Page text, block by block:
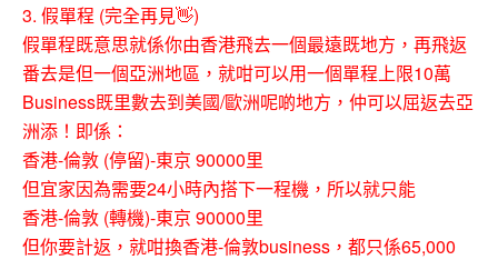
3. 假單程 (完全再見👋)
假單程既意思就係你由香港飛去一個最遠既地方，再飛返
番去是但一個亞洲地區，就咁可以用一個單程上限10萬
Business既里數去到美國/歐洲呢啲地方，仲可以屈返去亞
洲添！即係：
香港-倫敦 (停留)-東京 90000里
但宜家因為需要24小時內搭下一程機，所以就只能
香港-倫敦 (轉機)-東京 90000里
但你要計返，就咁換香港-倫敦business，都只係65,000